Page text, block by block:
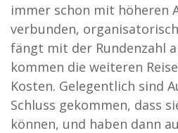
immer schon mit höheren
verbunden,
fängt mit der Rundenzahl
kommen die weiteren
Kosten. Gelegentlich sind
Schluss gekommen, dass
können, und haben dann